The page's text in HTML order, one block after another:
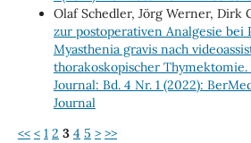
Olaf Schedler, Jörg Werner, Dirk
zur postoperativen Analgesie bei
Myasthenia gravis nach
thorakoskopischer Thymektomie.
Journal: Bd. 4 Nr. 1 (2022):
Journal
<< < 1 2 3 4 5 > >>